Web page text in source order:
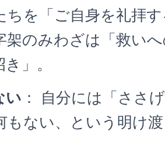
ちを「ご自身を礼拝
架のみわざは「救い
」。
い ： 自分には「ささ
ない、という明け